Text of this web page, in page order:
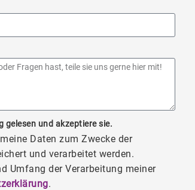
und akzeptiere sie.
Daten zum Zwecke der
und verarbeitet werden.
Umfang der Verarbeitung meiner
.